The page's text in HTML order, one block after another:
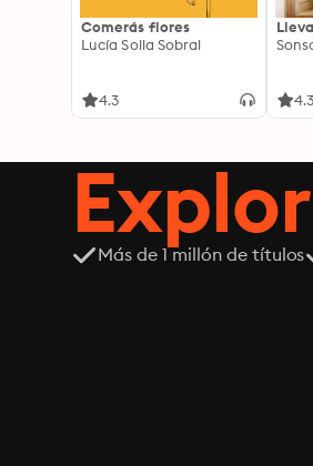
Comerás flores
Lucía Solla Sobral
4.3 4.3
Más de 1 millón de títulos